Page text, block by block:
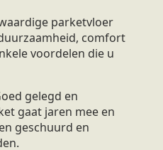
parketvloer
comfort
voordelen die u
gelegd en
gaat jaren mee en
geschuurd en